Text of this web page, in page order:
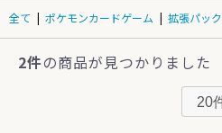
全て | ポケモンカードゲーム | 拡張パック
2件の商品が見つかりました